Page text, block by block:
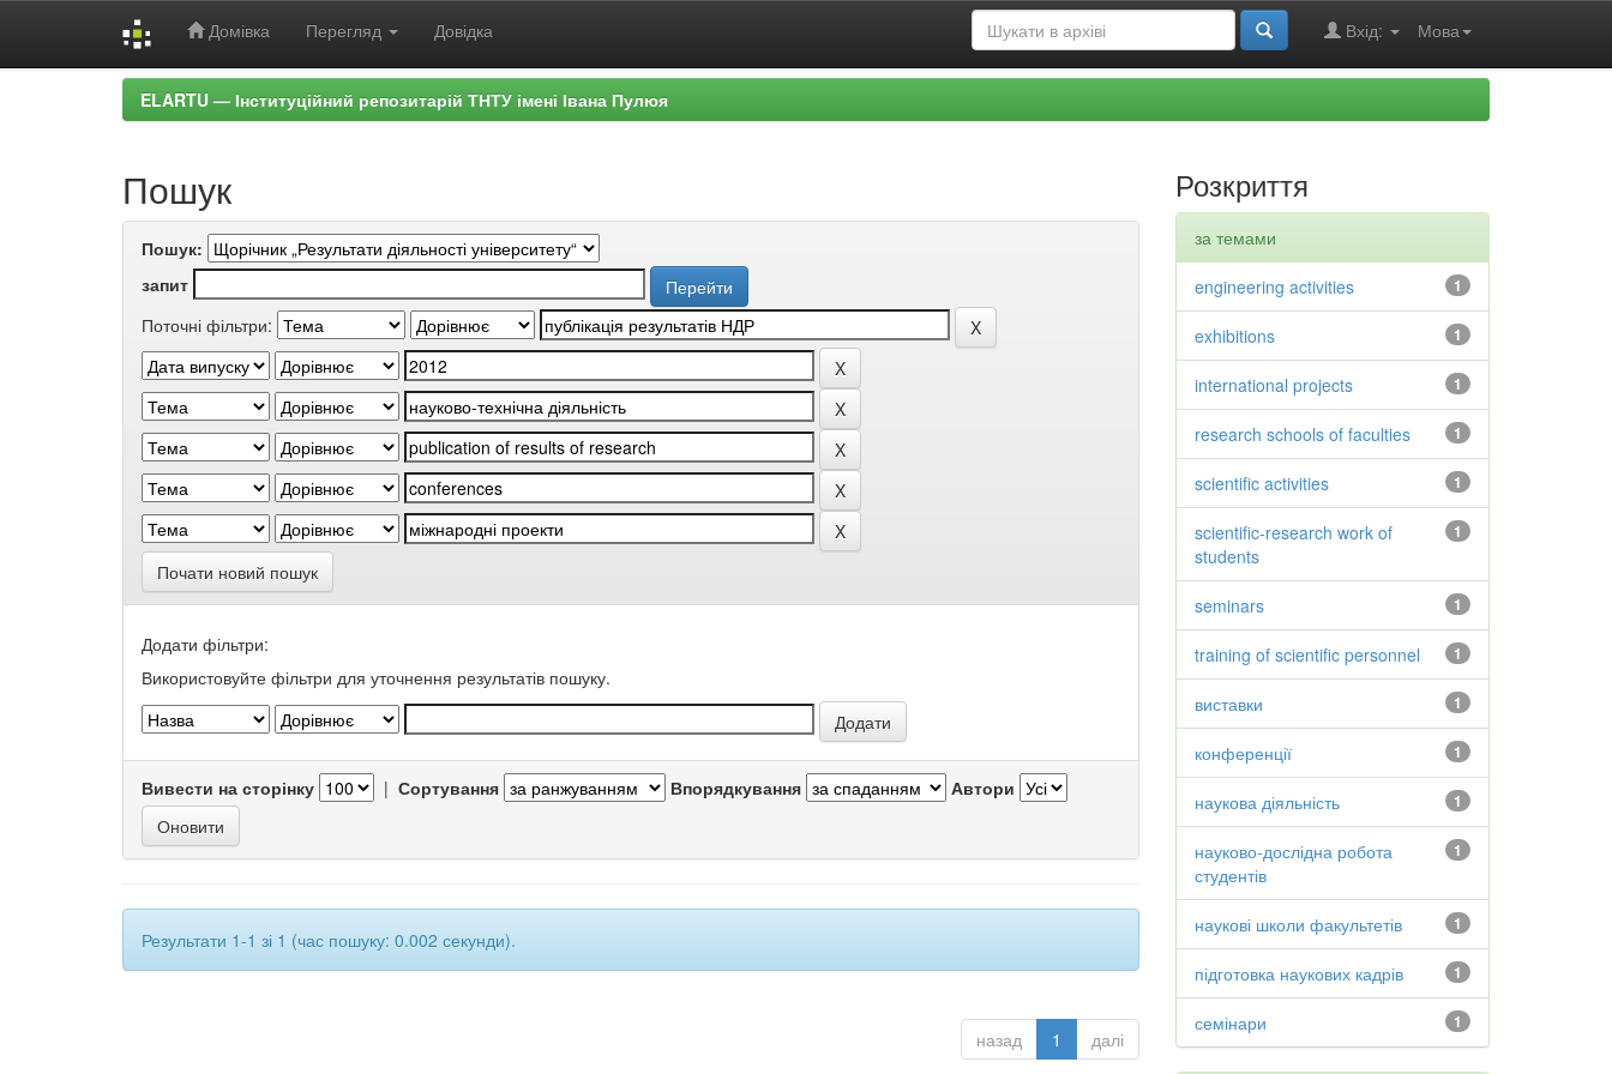
Домівка Перегляд Довідка Мова
Вхід:
ELARTU — Інституційний репозитарій ТНТУ імені Івана Пулюя
Пошук
Пошук:
запит
Поточні фільтри:
Почати новий пошук
Додати фільтри:
Використовуйте фільтри для уточнення результатів пошуку.
Вивести на сторінку | Сортування Впорядкування Автори
Результати 1-1 зі 1 (час пошуку: 0.002 секунди).
назад 1 далі
Розкриття
за темами
1
engineering activities
1
exhibitions
1
international projects
1
research schools of faculties
1
scientific activities
1
scientific-research work of
students
1
seminars
1
training of scientific personnel
1
виставки
1
конференції
1
наукова діяльність
1
науково-дослідна робота
студентів
1
наукові школи факультетів
1
підготовка наукових кадрів
1
семінари